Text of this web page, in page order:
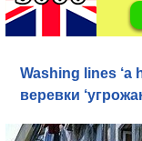
Washing lines ‘a
веревки